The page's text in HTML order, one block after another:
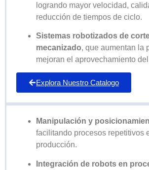
logrando mayor velocidad,
reducción de tiempos de ciclo.
Sistemas robotizados de
mecanizado, que aumentan la
mejoran el aprovechamiento
Explora Nuestro Catalogo
Manipulación y
facilitando procesos repetitivos
producción.
Integración de robots en